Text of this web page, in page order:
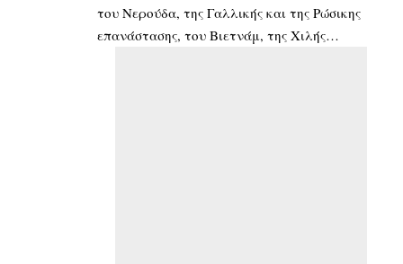
του Νερούδα, της Γαλλικής και της Ρώσικης
επανάστασης, του Βιετνάμ, της Χιλής…